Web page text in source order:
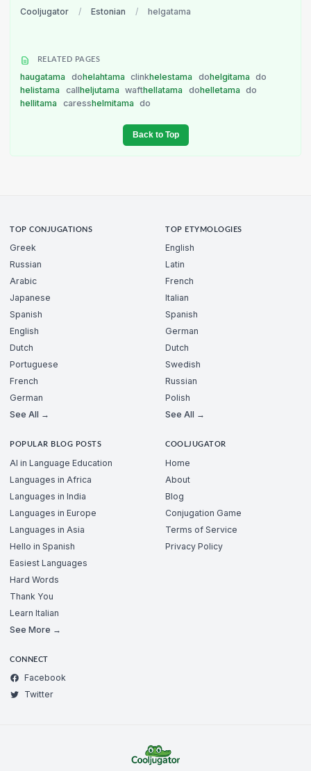
Cooljugator / Estonian / helgatama
RELATED PAGES
haugatama dohelahtama clinkhelestama dohelgitama
do
helistama
callheljutama wafthellatama dohelletama
do
hellitama
caresshelmitama do
Back to Top
TOP CONJUGATIONS
Greek
Russian
Arabic
Japanese
Spanish
English
Dutch
Portuguese
French
German
See All →
TOP ETYMOLOGIES
English
Latin
French
Italian
Spanish
German
Dutch
Swedish
Russian
Polish
See All →
POPULAR BLOG POSTS
AI in Language Education
Languages in Africa
Languages in India
Languages in Europe
Languages in Asia
Hello in Spanish
Easiest Languages
Hard Words
Thank You
Learn Italian
See More →
COOLJUGATOR
Home
About
Blog
Conjugation Game
Terms of Service
Privacy Policy
CONNECT
Facebook
Twitter